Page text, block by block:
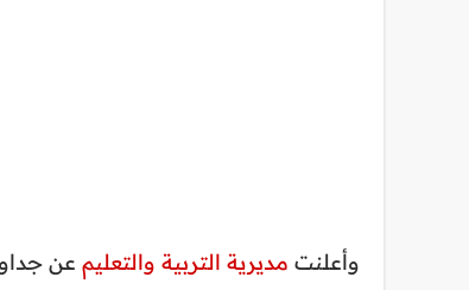
وأعلنت مديرية التربية والتعليم عن